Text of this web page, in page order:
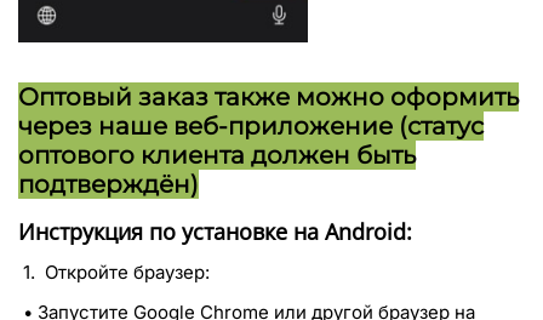
Оптовый заказ также можно оформить
через наше веб-приложение (статус
оптового клиента должен быть
подтверждён)
Инструкция по установке на Android:
1. Откройте браузер:
• Запустите Google Chrome или другой браузер на